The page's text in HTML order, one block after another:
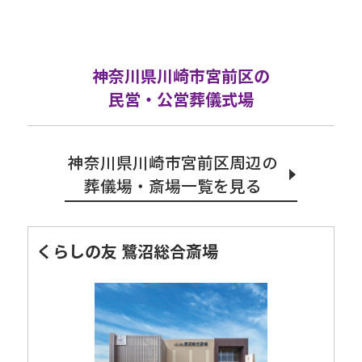
神奈川県川崎市宮前区の
民営・公営葬儀式場
神奈川県川崎市宮前区周辺の
葬儀場・斎場一覧を見る
くらしの友 鷺沼総合斎場